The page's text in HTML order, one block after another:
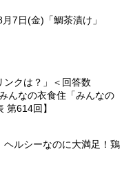
7日(金)「鯛茶漬け」
ンクは？」＜回答数
んなの衣食住「みんなの
第614回】
ヘルシーなのに大満足！鶏